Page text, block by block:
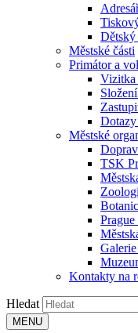
Městské části
Primátor a
Vizitka
Městské
TSK
Kontakty na
Hledat
MENU